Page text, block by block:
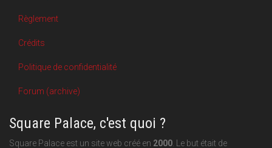
Règlement
Crédits
Politique de confidentialité
Forum (archive)
Square Palace, c'est quoi ?
Square Palace est un site web créé en 2000 . Le but était de